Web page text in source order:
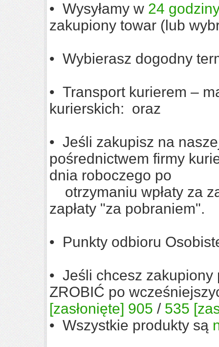
• Wysyłamy w 24
zakupiony towar (lub
• Wybierasz dogodny
• Transport kurierem –
kurierskich: oraz
• Jeśli zakupisz na
pośrednictwem firmy
dnia roboczego po
otrzymaniu wpłaty za
zapłaty "za pobraniem".
• Punkty odbioru
• Jeśli chcesz zakupiony
ZROBIĆ po
[zasłonięte] 905 / 535
• Wszystkie produkty są